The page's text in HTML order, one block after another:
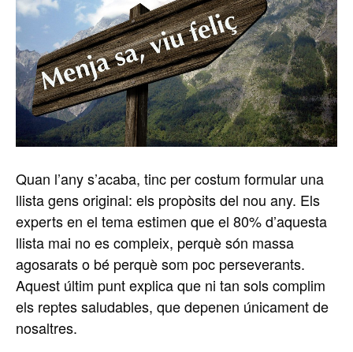
Quan l’any s’acaba, tinc per costum formular una
llista gens original: els propòsits del nou any. Els
experts en el tema estimen que el 80% d’aquesta
llista mai no es compleix, perquè són massa
agosarats o bé perquè som poc perseverants.
Aquest últim punt explica que ni tan sols complim
els reptes saludables, que depenen únicament de
nosaltres.